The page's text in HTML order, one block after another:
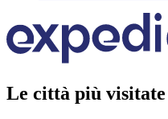
Le città più visitate